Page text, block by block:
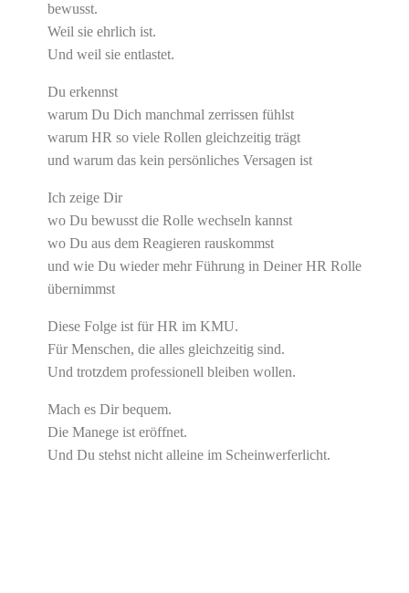
bewusst.
Weil sie ehrlich ist.
Und weil sie entlastet.
Du erkennst
warum Du Dich manchmal zerrissen fühlst
warum HR so viele Rollen gleichzeitig trägt
und warum das kein persönliches Versagen ist
Ich zeige Dir
wo Du bewusst die Rolle wechseln kannst
wo Du aus dem Reagieren rauskommst
und wie Du wieder mehr Führung in Deiner HR Rolle
übernimmst
Diese Folge ist für HR im KMU.
Für Menschen, die alles gleichzeitig sind.
Und trotzdem professionell bleiben wollen.
Mach es Dir bequem.
Die Manege ist eröffnet.
Und Du stehst nicht alleine im Scheinwerferlicht.